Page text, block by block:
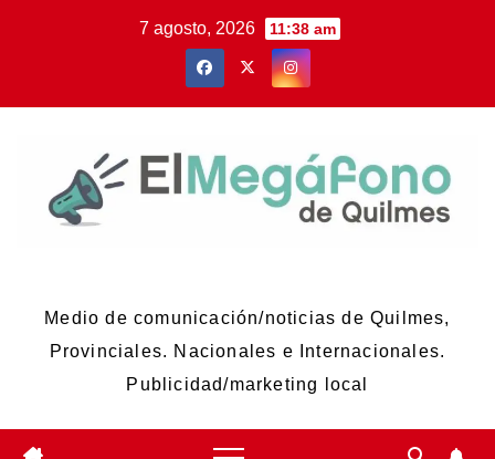
7 agosto, 2026 11:38 am
Medio de comunicación/noticias de Quilmes,
Provinciales. Nacionales e Internacionales.
Publicidad/marketing local